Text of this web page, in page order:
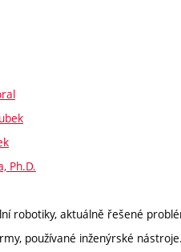
Ph.D.
robotiky, aktuálně řešené
používané inženýrské nástroje.